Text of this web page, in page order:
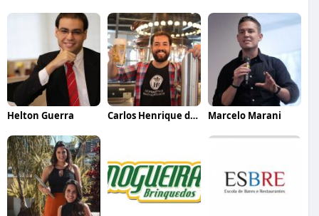
Helton Guerra Carlos Henrique de Faria Vasconcelos Marcelo Marani